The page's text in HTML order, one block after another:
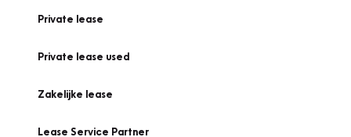
Private lease
Private lease used
Zakelijke lease
Lease Service Partner